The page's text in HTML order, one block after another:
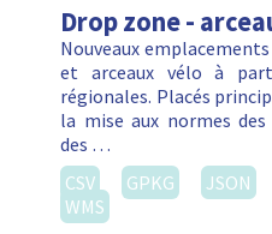
Drop zone -
Nouveaux
et arceaux vélo à
régionales. Placés
la mise aux normes
des …
CSV
GPKG JSON
WMS